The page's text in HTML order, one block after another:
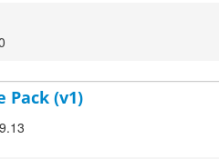
Pack (v1)